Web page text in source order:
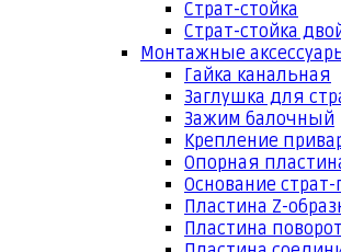
Страт-стойка
Страт-стойка
Монтажные
Гайка канальная
Заглушка для
Зажим балочный
Крепление
Опорная
Основание
Пластина Z-
Пластина